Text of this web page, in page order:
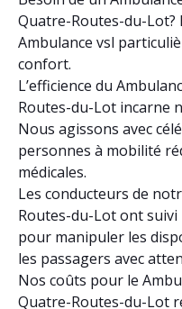
Quatre-Routes-du-Lot?
Ambulance vsl
confort.
L’efficience du
Routes-du-Lot incarne
Nous agissons avec
personnes à mobilité
médicales.
Les conducteurs de
Routes-du-Lot ont
pour manipuler les
les passagers avec
Nos coûts pour le
Quatre-Routes-du-Lot